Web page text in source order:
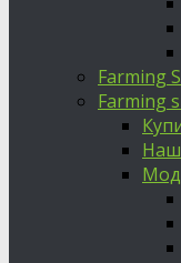
Farming
Farming
Наш